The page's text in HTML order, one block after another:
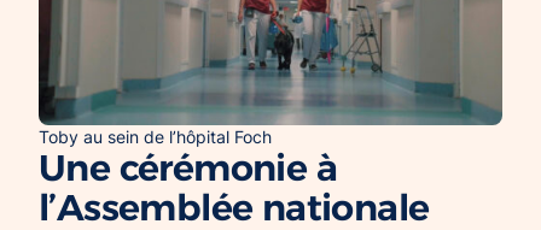
Toby au sein de l’hôpital Foch
Une cérémonie à
l’Assemblée nationale